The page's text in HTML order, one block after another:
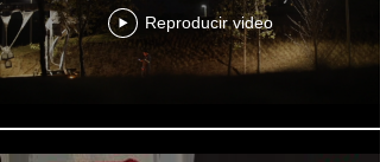
Reproducir video